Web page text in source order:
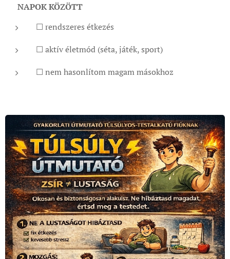
NAPOK KÖZÖTT
☐ rendszeres étkezés
☐ aktív életmód (séta, játék, sport)
☐ nem hasonlítom magam másokhoz